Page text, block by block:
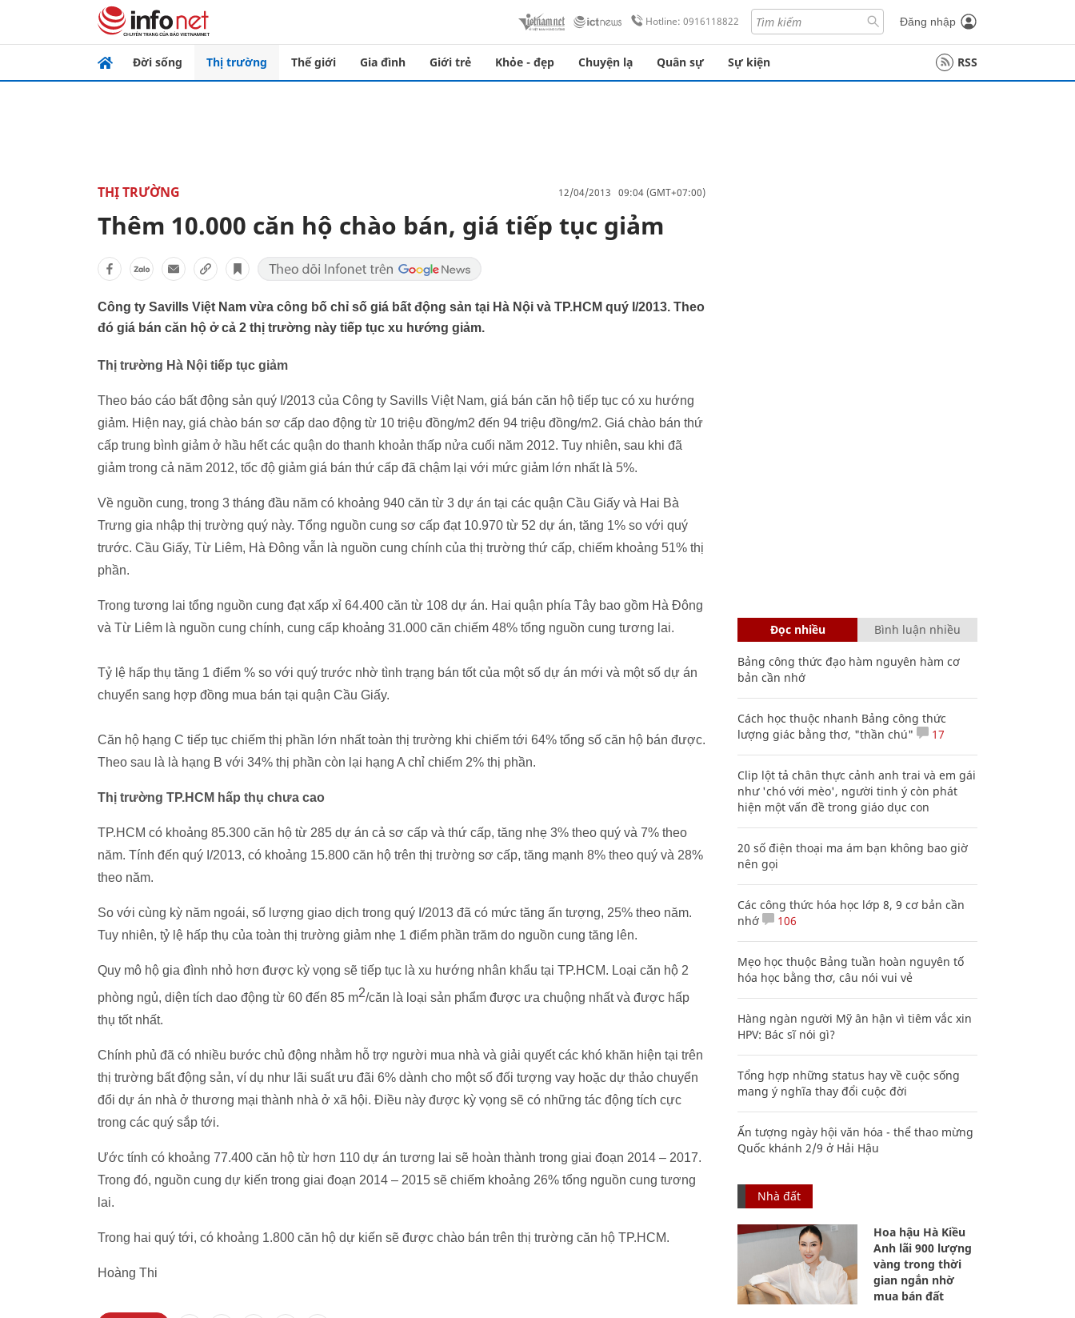
Hotline: 0916118822 Đăng nhập
Đời sống Thị trường Thế giới Gia đình Giới trẻ Khỏe - đẹp Chuyện lạ Quân sự Sự kiện RSS
THỊ TRƯỜNG 12/04/2013 09:04 (GMT+07:00)
Thêm 10.000 căn hộ chào bán, giá tiếp tục giảm
Công ty Savills Việt Nam vừa công bố chỉ số giá bất động sản tại Hà Nội và TP.HCM quý I/2013. Theo
đó giá bán căn hộ ở cả 2 thị trường này tiếp tục xu hướng giảm.
Thị trường Hà Nội tiếp tục giảm
Theo báo cáo bất động sản quý I/2013 của Công ty Savills Việt Nam, giá bán căn hộ tiếp tục có xu hướng
giảm. Hiện nay, giá chào bán sơ cấp dao động từ 10 triệu đồng/m2 đến 94 triệu đồng/m2. Giá chào bán thứ
cấp trung bình giảm ở hầu hết các quận do thanh khoản thấp nửa cuối năm 2012. Tuy nhiên, sau khi đã
giảm trong cả năm 2012, tốc độ giảm giá bán thứ cấp đã chậm lại với mức giảm lớn nhất là 5%.
Về nguồn cung, trong 3 tháng đầu năm có khoảng 940 căn từ 3 dự án tại các quận Cầu Giấy và Hai Bà
Trưng gia nhập thị trường quý này. Tổng nguồn cung sơ cấp đạt 10.970 từ 52 dự án, tăng 1% so với quý
trước. Cầu Giấy, Từ Liêm, Hà Đông vẫn là nguồn cung chính của thị trường thứ cấp, chiếm khoảng 51% thị
phần.
Trong tương lai tổng nguồn cung đạt xấp xỉ 64.400 căn từ 108 dự án. Hai quận phía Tây bao gồm Hà Đông
và Từ Liêm là nguồn cung chính, cung cấp khoảng 31.000 căn chiếm 48% tổng nguồn cung tương lai.
Tỷ lệ hấp thụ tăng 1 điểm % so với quý trước nhờ tình trạng bán tốt của một số dự án mới và một số dự án
chuyển sang hợp đồng mua bán tại quận Cầu Giấy.
Căn hộ hạng C tiếp tục chiếm thị phần lớn nhất toàn thị trường khi chiếm tới 64% tổng số căn hộ bán được.
Theo sau là là hạng B với 34% thị phần còn lại hạng A chỉ chiếm 2% thị phần.
Thị trường TP.HCM hấp thụ chưa cao
TP.HCM có khoảng 85.300 căn hộ từ 285 dự án cả sơ cấp và thứ cấp, tăng nhẹ 3% theo quý và 7% theo
năm. Tính đến quý I/2013, có khoảng 15.800 căn hộ trên thị trường sơ cấp, tăng mạnh 8% theo quý và 28%
theo năm.
So với cùng kỳ năm ngoái, số lượng giao dịch trong quý I/2013 đã có mức tăng ấn tượng, 25% theo năm.
Tuy nhiên, tỷ lệ hấp thụ của toàn thị trường giảm nhẹ 1 điểm phần trăm do nguồn cung tăng lên.
Quy mô hộ gia đình nhỏ hơn được kỳ vọng sẽ tiếp tục là xu hướng nhân khẩu tại TP.HCM. Loại căn hộ 2
phòng ngủ, diện tích dao động từ 60 đến 85 m2/căn là loại sản phẩm được ưa chuộng nhất và được hấp
thụ tốt nhất.
Chính phủ đã có nhiều bước chủ động nhằm hỗ trợ người mua nhà và giải quyết các khó khăn hiện tại trên
thị trường bất động sản, ví dụ như lãi suất ưu đãi 6% dành cho một số đối tượng vay hoặc dự thảo chuyển
đổi dự án nhà ở thương mại thành nhà ở xã hội. Điều này được kỳ vọng sẽ có những tác động tích cực
trong các quý sắp tới.
Ước tính có khoảng 77.400 căn hộ từ hơn 110 dự án tương lai sẽ hoàn thành trong giai đoạn 2014 – 2017.
Trong đó, nguồn cung dự kiến trong giai đoạn 2014 – 2015 sẽ chiếm khoảng 26% tổng nguồn cung tương
lai.
Trong hai quý tới, có khoảng 1.800 căn hộ dự kiến sẽ được chào bán trên thị trường căn hộ TP.HCM.
Hoàng Thi
Đọc nhiều Bình luận nhiều
Bảng công thức đạo hàm nguyên hàm cơ
bản cần nhớ
Cách học thuộc nhanh Bảng công thức
lượng giác bằng thơ, "thần chú"
17
Clip lột tả chân thực cảnh anh trai và em gái
như 'chó với mèo', người tinh ý còn phát
hiện một vấn đề trong giáo dục con
20 số điện thoại ma ám bạn không bao giờ
nên gọi
Các công thức hóa học lớp 8, 9 cơ bản cần
nhớ
106
Mẹo học thuộc Bảng tuần hoàn nguyên tố
hóa học bằng thơ, câu nói vui vẻ
Hàng ngàn người Mỹ ân hận vì tiêm vắc xin
HPV: Bác sĩ nói gì?
Tổng hợp những status hay về cuộc sống
mang ý nghĩa thay đổi cuộc đời
Ấn tượng ngày hội văn hóa - thể thao mừng
Quốc khánh 2/9 ở Hải Hậu
Nhà đất
Hoa hậu Hà Kiều
Anh lãi 900 lượng
vàng trong thời
gian ngắn nhờ
mua bán đất